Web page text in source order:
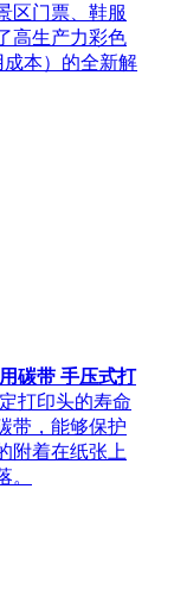
区门票、鞋服
高生产力彩色
本）的全新解
碳带 手压式打
打印头的寿命
带，能够保护
附着在纸张上
。